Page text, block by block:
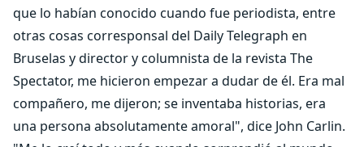
que lo habían conocido cuando fue periodista, entre
otras cosas corresponsal del Daily Telegraph en
Bruselas y director y columnista de la revista The
Spectator, me hicieron empezar a dudar de él. Era mal
compañero, me dijeron; se inventaba historias, era
una persona absolutamente amoral", dice John Carlin.